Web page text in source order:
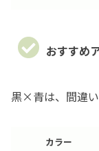
おすすめ
黒×青は、間違い
カラー